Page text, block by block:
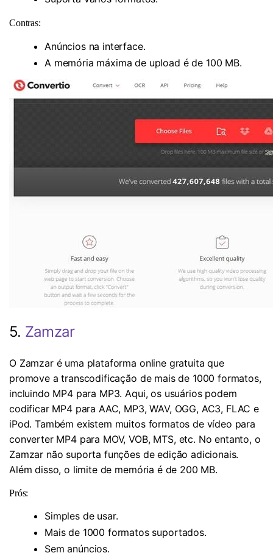
Contras:
Anúncios na interface.
A memória máxima de upload é de 100 MB.
5. Zamzar
O Zamzar é uma plataforma online gratuita que
promove a transcodificação de mais de 1000 formatos,
incluindo MP4 para MP3. Aqui, os usuários podem
codificar MP4 para AAC, MP3, WAV, OGG, AC3, FLAC e
iPod. Também existem muitos formatos de vídeo para
converter MP4 para MOV, VOB, MTS, etc. No entanto, o
Zamzar não suporta funções de edição adicionais.
Além disso, o limite de memória é de 200 MB.
Prós:
Simples de usar.
Mais de 1000 formatos suportados.
Sem anúncios.